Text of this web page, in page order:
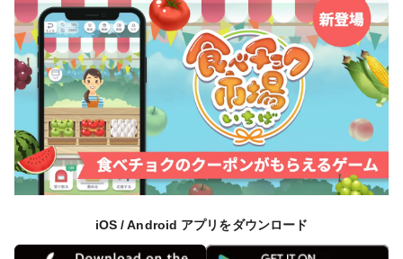
iOS / Android アプリをダウンロード